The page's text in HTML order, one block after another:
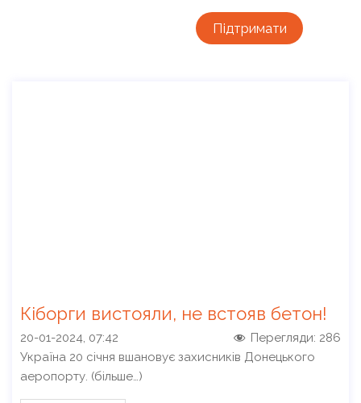
Підтримати
Кіборги вистояли, не встояв бетон!
20-01-2024, 07:42 Перегляди: 286
Україна 20 січня вшановує захисників Донецького
аеропорту. (більше…)